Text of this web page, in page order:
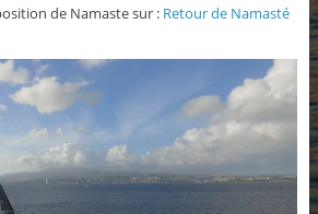
de Namaste sur : Retour de Namasté